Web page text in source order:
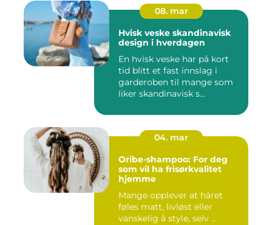
08. mar
Hvisk veske skandinavisk
design i hverdagen
En hvisk veske har på kort
tid blitt et fast innslag i
garderoben til mange som
liker skandinavisk s...
04. mar
Oribe-shampoo: For deg
som vil ha frisørkvalitet
hjemme
Mange opplever at håret
føles matt, livløst eller
vanskelig å style, selv ...